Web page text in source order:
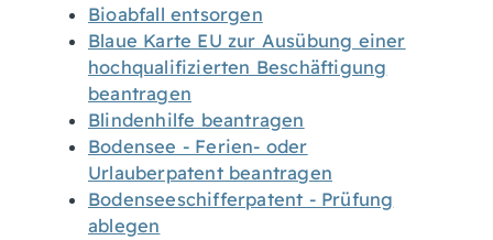
Bioabfall entsorgen
Blaue Karte EU zur Ausübung einer
hochqualifizierten Beschäftigung
beantragen
Blindenhilfe beantragen
Bodensee - Ferien- oder
Urlauberpatent beantragen
Bodenseeschifferpatent - Prüfung
ablegen